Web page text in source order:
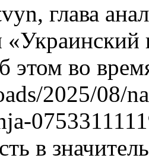
глава
«Украинский
этом во
2025/08/
в